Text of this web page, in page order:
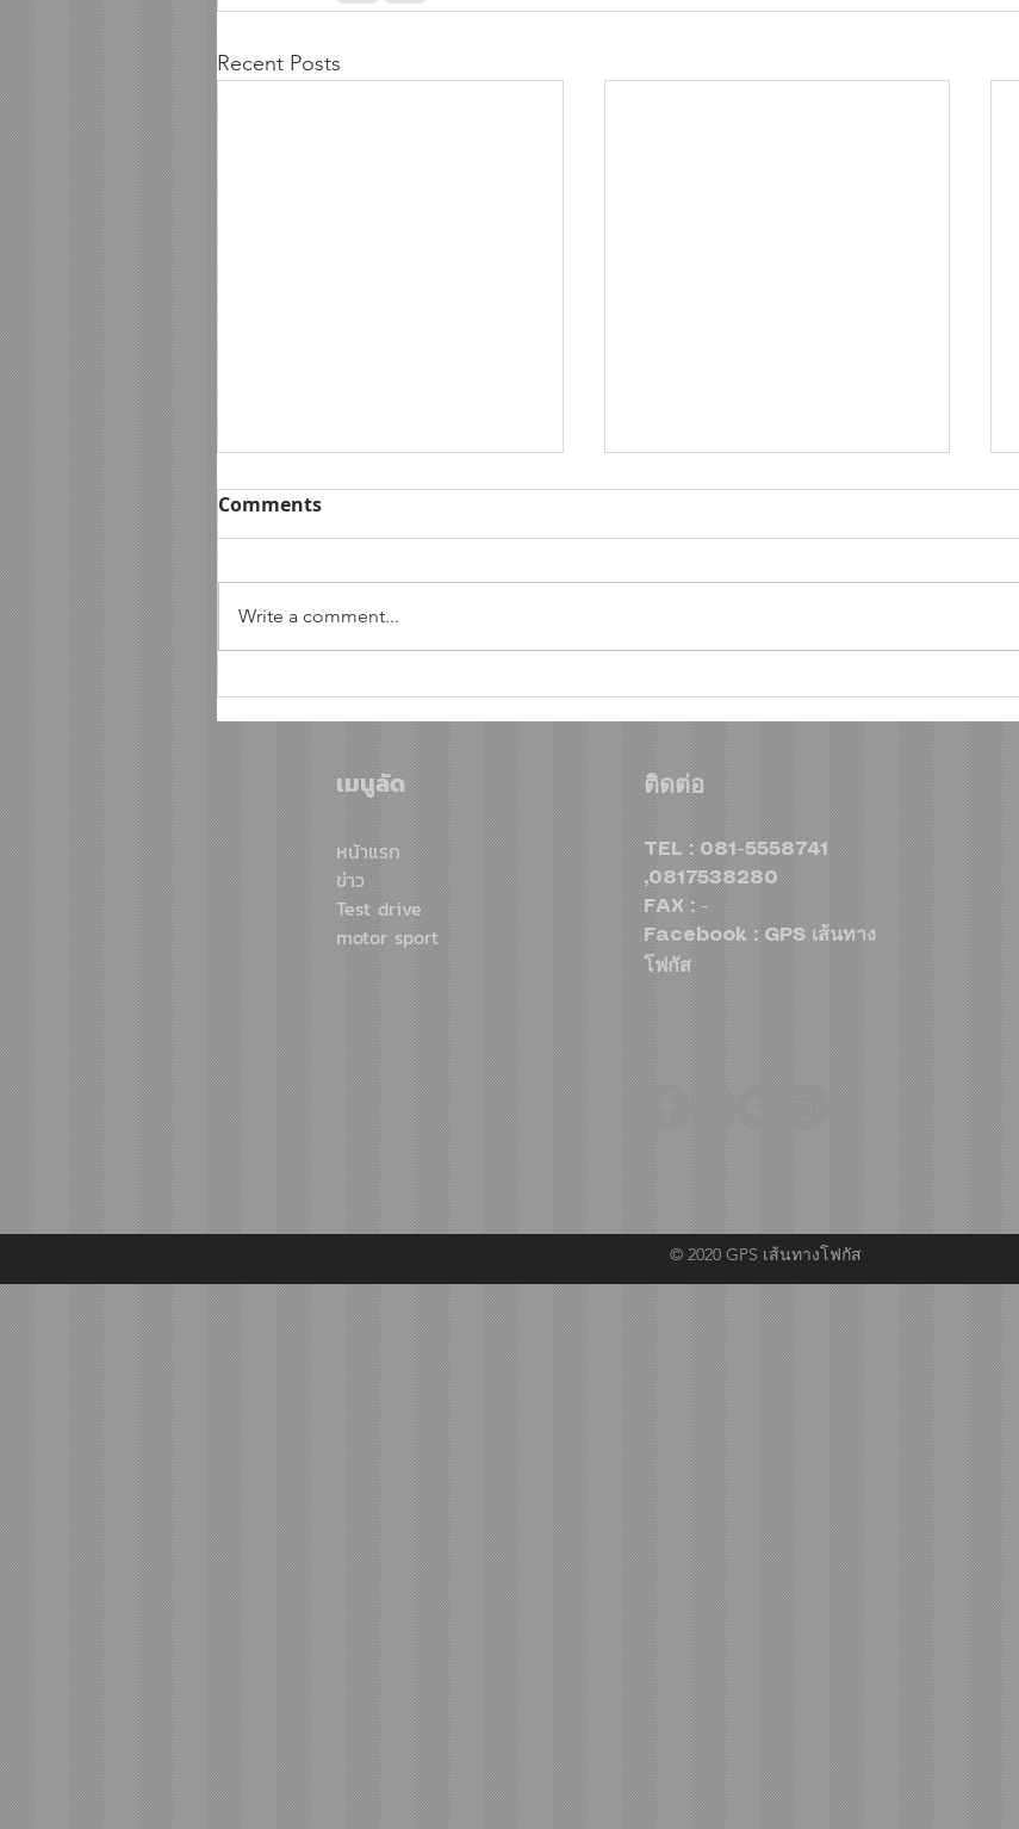
Recent Posts
มิลเลนเนียม ออโต้ กรุ๊ป จับมือ
บก.จร. ส่งมอบ BMW 28 คัน
พร้อมจัดอบรมเข้ม ยกระดับ
ทักษะการขับขี่ เสริมศักยภาพ
ตำรวจจราจร เพื่อความ
ปลอดภัยประชาชน
ททท. จับมือกับสายการบิน
TransNusa และแพลต ฟอร์ม
ท่องเที่ยว Traveloka ลงนาม
บันทึกความเข้าใจผลักดันตลาด
นักท่องเที่ยวอินโดนีเซีย เชื่อม
เที่ยวบินตรง ยกระดับ
ประเทศไทยสู่จุดหมายปลาย
ทาง Muslim-Friendly ชั้นน
Comments
Write a comment...
เมนูลัด
หน้าแรก
ข่าว
Test drive
motor sport
ติดต่อ
TEL : 081-5558741
,0817538280
FAX : -
Facebook : GPS เส้นทาง
โฟกัส
© 2020 GPS เส้นทางโฟกัส